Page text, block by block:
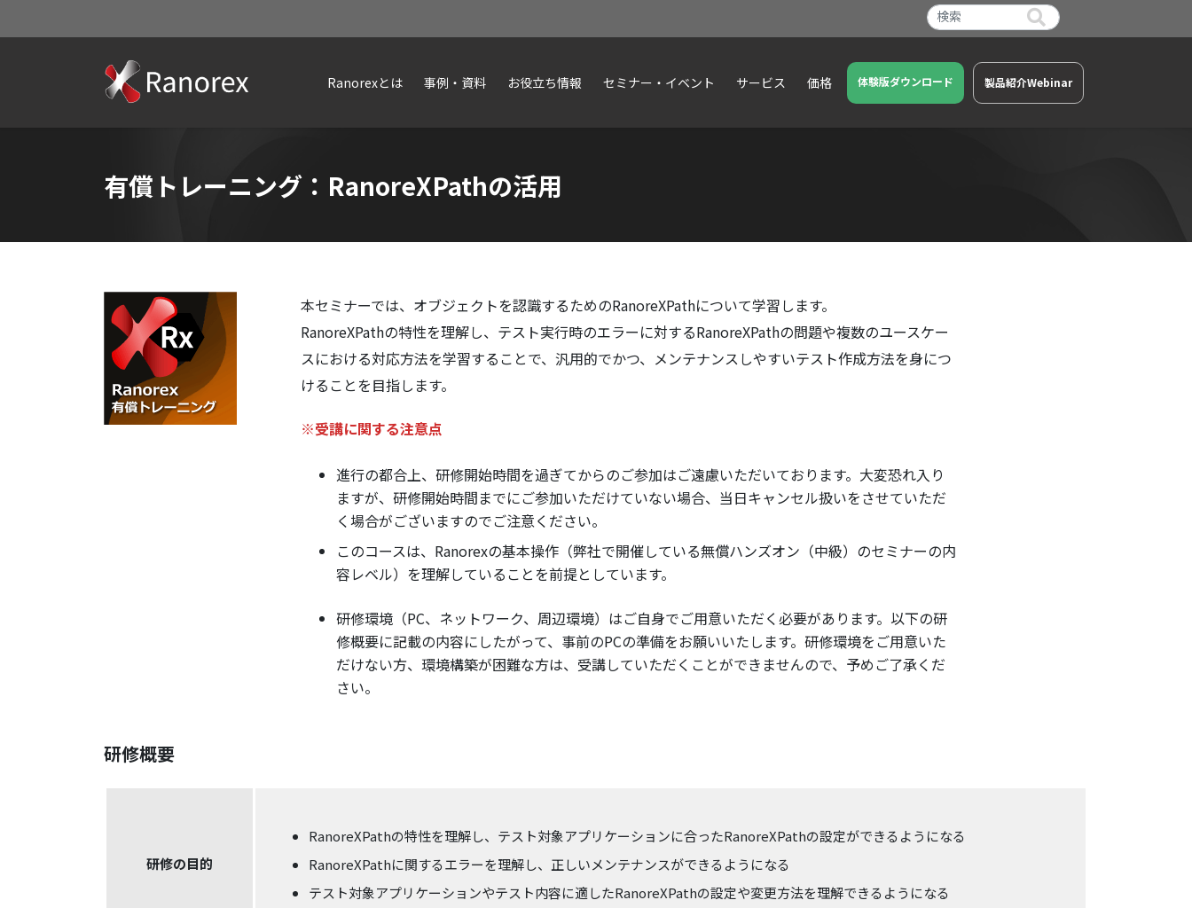
Ranorexとは 事例・資料 お役立ち情報 セミナー・イベント サービス 価格 体験版ダウンロード 製品紹介Webinar
有償トレーニング：RanoreXPathの活用
本セミナーでは、オブジェクトを認識するためのRanoreXPathについて学習します。
RanoreXPathの特性を理解し、テスト実行時のエラーに対するRanoreXPathの問題や複数のユースケー
スにおける対応方法を学習することで、汎用的でかつ、メンテナンスしやすいテスト作成方法を身につ
けることを目指します。
※受講に関する注意点
進行の都合上、研修開始時間を過ぎてからのご参加はご遠慮いただいております。大変恐れ入り
ますが、研修開始時間までにご参加いただけていない場合、当日キャンセル扱いをさせていただ
く場合がございますのでご注意ください。
このコースは、Ranorexの基本操作（弊社で開催している無償ハンズオン（中級）のセミナーの内
容レベル）を理解していることを前提としています。
研修環境（PC、ネットワーク、周辺環境）はご自身でご用意いただく必要があります。以下の研
修概要に記載の内容にしたがって、事前のPCの準備をお願いいたします。研修環境をご用意いた
だけない方、環境構築が困難な方は、受講していただくことができませんので、予めご了承くだ
さい。
研修概要
研修の目的
RanoreXPathの特性を理解し、テスト対象アプリケーションに合ったRanoreXPathの設定ができるようになる
RanoreXPathに関するエラーを理解し、正しいメンテナンスができるようになる
テスト対象アプリケーションやテスト内容に適したRanoreXPathの設定や変更方法を理解できるようになる